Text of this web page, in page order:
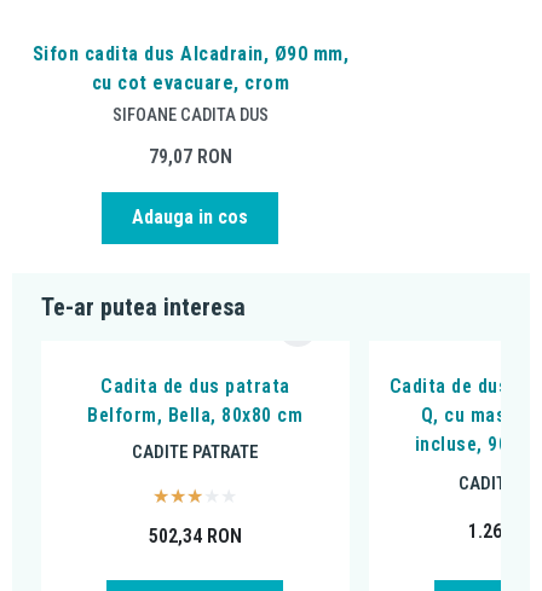
Sifon cadita dus Alcadrain, Ø90 mm,
cu cot evacuare, crom
SIFOANE CADITA DUS
79,07 RON
Adauga in cos
Te-ar putea interesa
Cadita de dus patrata
Belform, Bella, 80x80 cm
CADITE PATRATE
502,34 RON
Cadita de dus
Q, cu masca
incluse, 90 x
CADITE
1.260,39